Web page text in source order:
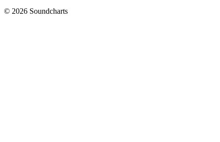
© 2026 Soundcharts